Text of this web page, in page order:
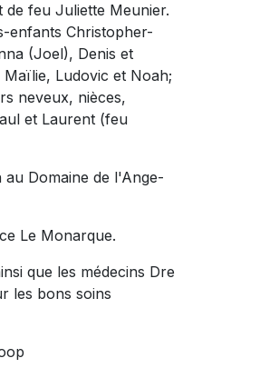
de feu Juliette Meunier.
enfants Christopher-
(Joel), Denis et
Ludovic et Noah;
neveux, nièces,
et Laurent (feu
Domaine de l'Ange-
Le Monarque.
que les médecins Dre
les bons soins